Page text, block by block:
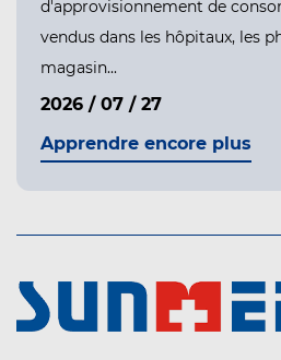
d'approvisionnement de
vendus dans les hôpitaux, les
magasin...
2026 / 07 / 27
Apprendre encore plus